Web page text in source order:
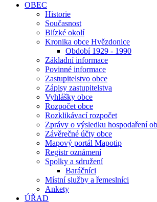
OBEC
Historie
Současnost
Blízké okolí
Kronika obce Hvězdonice
Období 1929 - 1990
Základní informace
Povinné informace
Zastupitelstvo obce
Zápisy zastupitelstva
Vyhlášky obce
Rozpočet obce
Rozklikávací rozpočet
Zprávy o výsledku hospodaření
Závěrečné účty obce
Mapový portál Mapotip
Registr oznámení
Spolky a sdružení
Baráčníci
Místní služby a řemeslníci
Ankety
ÚŘAD